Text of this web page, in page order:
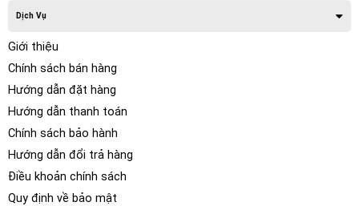
Dịch Vụ
Giới thiệu
Chính sách bán hàng
Hướng dẫn đặt hàng
Hướng dẫn thanh toán
Chính sách bảo hành
Hướng dẫn đổi trả hàng
Điều khoản chính sách
Quy định về bảo mật